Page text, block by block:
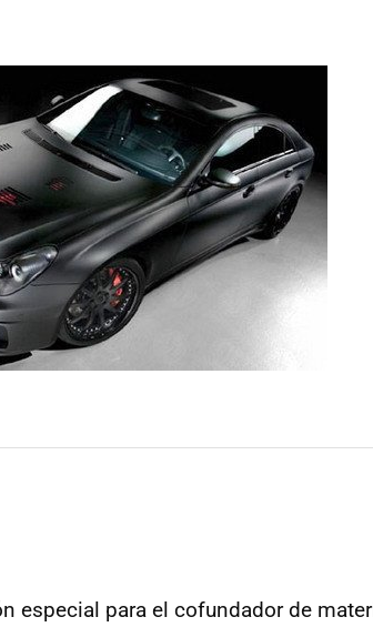
especial para el cofundador de